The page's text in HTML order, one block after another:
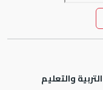
والتعليم